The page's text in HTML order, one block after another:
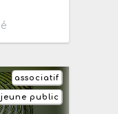
associatif
jeune public